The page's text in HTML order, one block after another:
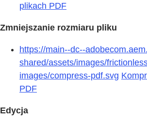
plikach PDF
Zmniejszanie rozmiaru pliku
https://main--dc--
shared/assets/images/
images/compress-pdf.svg
PDF
Edycja